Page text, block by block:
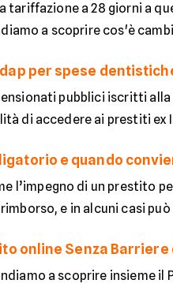
tariffazione a 28 giorni a
a scoprire cos'è
per spese
pubblici iscritti
di accedere ai prestiti ex
e quando
l’impegno di un prestito
e in alcuni casi
online Senza Barriere
a scoprire insieme il